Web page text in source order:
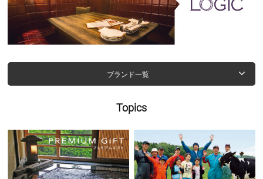
ブランド一覧
Topics